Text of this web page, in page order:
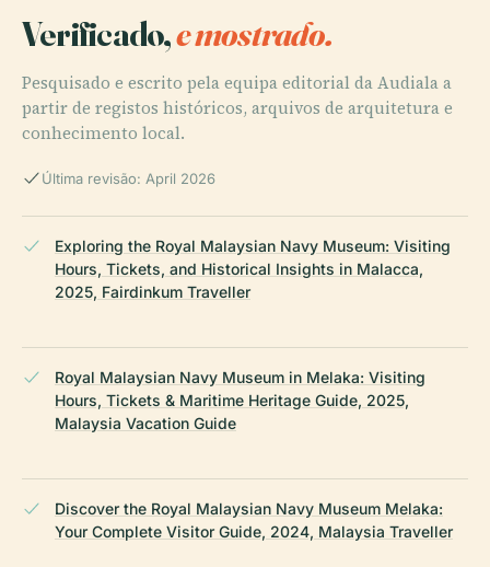
Verificado,e mostrado.
Pesquisado e escrito pela equipa editorial da Audiala a
partir de registos históricos, arquivos de arquitetura e
conhecimento local.
Última revisão: April 2026
Exploring the Royal Malaysian Navy Museum: Visiting
Hours, Tickets, and Historical Insights in Malacca,
2025, Fairdinkum Traveller
Royal Malaysian Navy Museum in Melaka: Visiting
Hours, Tickets & Maritime Heritage Guide, 2025,
Malaysia Vacation Guide
Discover the Royal Malaysian Navy Museum Melaka:
Your Complete Visitor Guide, 2024, Malaysia Traveller